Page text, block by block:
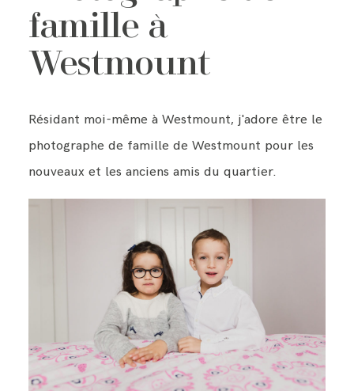
famille à
Westmount
Résidant moi-même à Westmount, j'adore être le
photographe de famille de Westmount pour les
nouveaux et les anciens amis du quartier.
CONTACT ME